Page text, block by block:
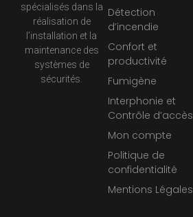
spécialisés dans la
réalisation de
l’installation et la
maintenance des
systèmes de
sécurités.
Détection
d’incendie
Confort et
productivité
Fumigène
Interphonie et
Contrôle d’accès
Mon compte
Politique de
confidentialité
Mentions Légales